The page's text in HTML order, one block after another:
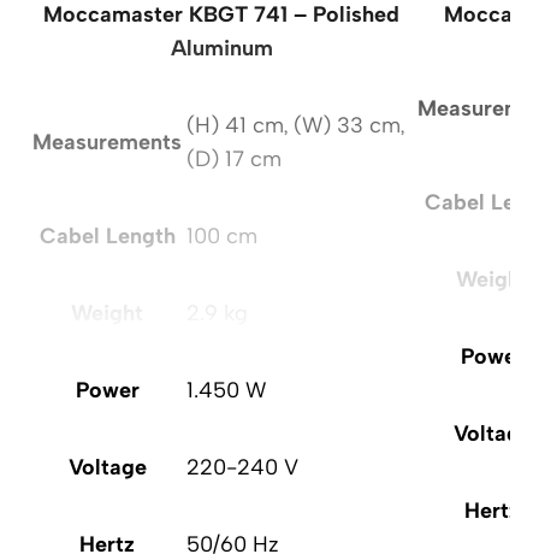
Moccamaster KBGT 741 – Polished
Aluminum
Measurements
(H) 41 cm, (W) 33 cm,
(D) 17 cm
Cabel Length 100 cm
Power 1.450 W
Voltage 220-240 V
Hertz 50/60 Hz
Cabel
Weight
Power
Voltage
Hertz